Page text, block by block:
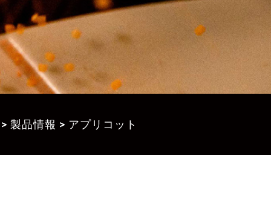
製品情報 > アプリコット